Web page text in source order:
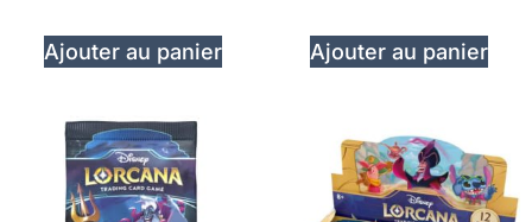
Ajouter au panier Ajouter au panier